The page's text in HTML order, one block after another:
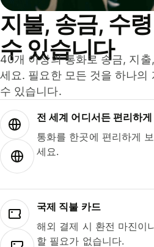
지불, 송금, 수
수 있습니다
40개 이상의 통화로 송금, 지
세요. 필요한 모든 것을 하나의
수 있습니다.
전 세계 어디서든 편리하
통화를 한곳에 편리하게
세요.
국제 직불 카드
해외 결제 시 환전 마진이
할 필요가 없습니다.